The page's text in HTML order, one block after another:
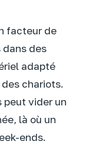
facteur de
dans des
adapté
chariots.
peut vider un
là où un
ends.